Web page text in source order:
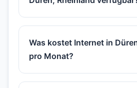
Was kostet Internet in
pro Monat?